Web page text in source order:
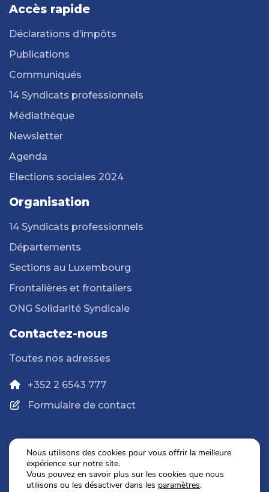
Accès rapide
Déclarations d’impôts
Publications
Communiqués
14 Syndicats professionnels
Médiathèque
Newsletter
Agenda
Elections sociales 2024
Organisation
14 Syndicats professionnels
Départements
Sections au Luxembourg
Frontalières et frontaliers
ONG Solidarité Syndicale
Contactez-nous
Toutes nos adresses
+352 2 6543 777
Formulaire de contact
Politique de confidentialité
Mentions légales
Nous utilisons des cookies pour vous offrir la meilleure
expérience sur notre site.
Vous pouvez en savoir plus sur les cookies que nous
utilisons ou les désactiver dans les paramètres.